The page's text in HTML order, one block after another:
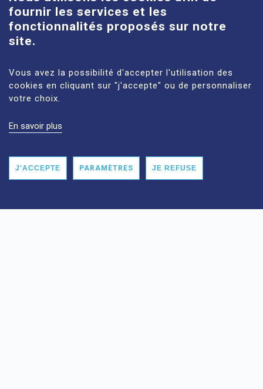
Site Gabriel-Montpied
En savoir plus
Site Estaing
fournir les services et les
fonctionnalités proposés sur notre
site.
Vous avez la possibilité d'accepter l'utilisation des
cookies en cliquant sur "j'accepte" ou de personnaliser
votre choix.
En savoir plus
J'ACCEPTE PARAMÈTRES JE REFUSE